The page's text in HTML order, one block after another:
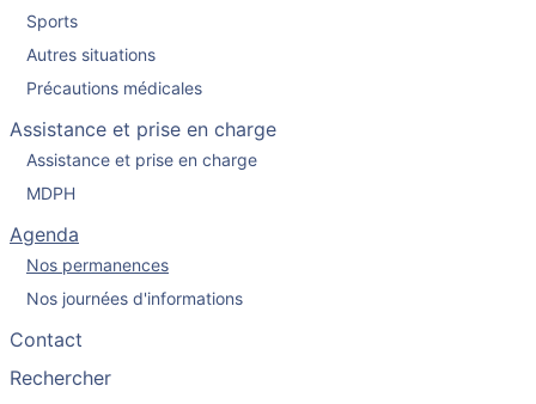
Sports
Autres situations
Précautions médicales
Assistance et prise en charge
Assistance et prise en charge
MDPH
Agenda
Nos permanences
Nos journées d'informations
Contact
Rechercher